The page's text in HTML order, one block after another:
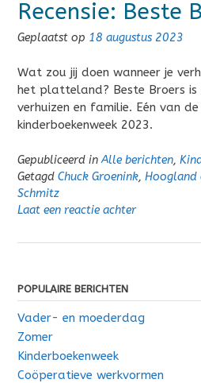
Recensie: Beste
Geplaatst op 18 augustus 2023
Wat zou jij doen wanneer je
het platteland? Beste Broers is
verhuizen en familie. Eén van
kinderboekenweek 2023.
Gepubliceerd inAlle berichten,
Getagd Chuck Groenink, Hoogland
Schmitz
Laat een reactie achter
POPULAIRE BERICHTEN
Vader- en moederdag
Zomer
Kinderboekenweek
Coöperatieve werkvormen